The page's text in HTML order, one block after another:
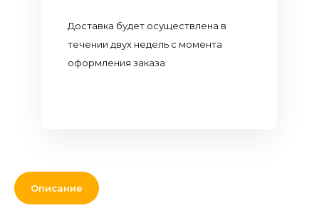
комплектующие
перекрытия,
до кресла
Дополнительные
Доставка будет осуществлена в
течении двух недель с момента
оформления заказа
Описание